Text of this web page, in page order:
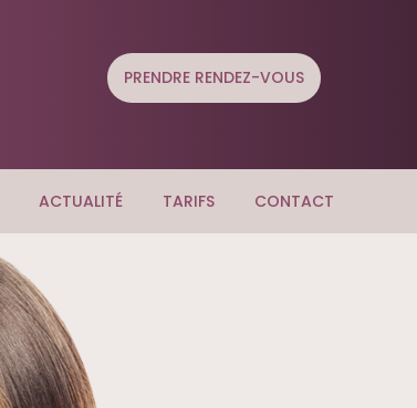
PRENDRE RENDEZ-VOUS
ACTUALITÉ TARIFS CONTACT